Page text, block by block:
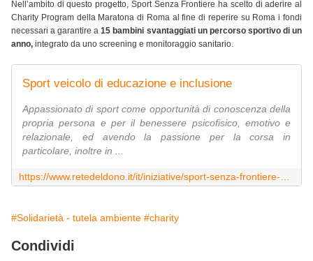
Nell’ambito di questo progetto, Sport Senza Frontiere ha scelto di aderire al
Charity Program della Maratona di Roma al fine di reperire su Roma i fondi
necessari a garantire a15 bambini svantaggiati un percorso sportivo di un
anno, integrato da uno screening e monitoraggio sanitario.
Sport veicolo di educazione e inclusione
Appassionato di sport come opportunità di conoscenza della
propria persona e per il benessere psicofisico, emotivo e
relazionale, ed avendo la passione per la corsa in
particolare, inoltre in ...
#Solidarietà - tutela ambiente #charity
Condividi